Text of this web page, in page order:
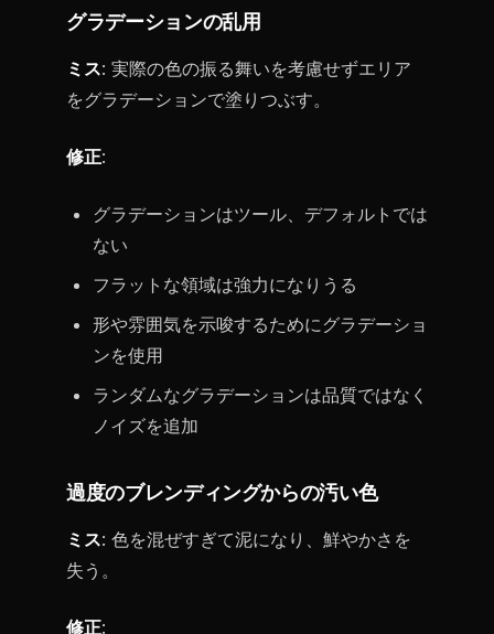
グラデーションの乱用
ミス: 実際の色の振る舞いを考慮せずエリア
をグラデーションで塗りつぶす。
修正:
グラデーションはツール、デフォルトでは
ない
フラットな領域は強力になりうる
形や雰囲気を示唆するためにグラデーショ
ンを使用
ランダムなグラデーションは品質ではなく
ノイズを追加
過度のブレンディングからの汚い色
ミス: 色を混ぜすぎて泥になり、鮮やかさを
失う。
修正: